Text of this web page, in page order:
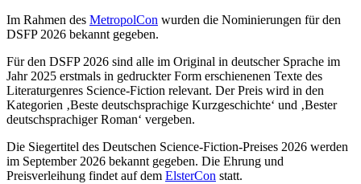
Im Rahmen des MetropolCon wurden die Nominierungen für den
DSFP 2026 bekannt gegeben.
Für den DSFP 2026 sind alle im Original in deutscher Sprache im
Jahr 2025 erstmals in gedruckter Form erschienenen Texte des
Literaturgenres Science-Fiction relevant. Der Preis wird in den
Kategorien ‚Beste deutschsprachige Kurzgeschichte‘ und ‚Bester
deutschsprachiger Roman‘ vergeben.
Die Siegertitel des Deutschen Science-Fiction-Preises 2026 werden
im September 2026 bekannt gegeben. Die Ehrung und
Preisverleihung findet auf dem ElsterCon statt.